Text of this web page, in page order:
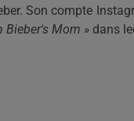
Son compte
Bieber's Mom » dans